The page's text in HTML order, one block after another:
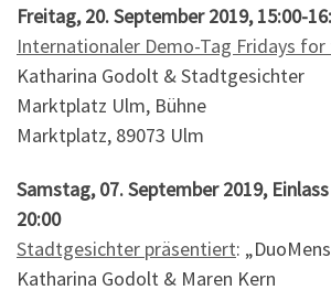
Freitag, 20. September 2019, 15:00-
Internationaler Demo-Tag Fridays
Katharina Godolt & Stadtgesichter
Marktplatz Ulm, Bühne
Marktplatz, 89073 Ulm
Samstag, 07. September 2019,
20:00
Stadtgesichter präsentiert:
Katharina Godolt & Maren Kern